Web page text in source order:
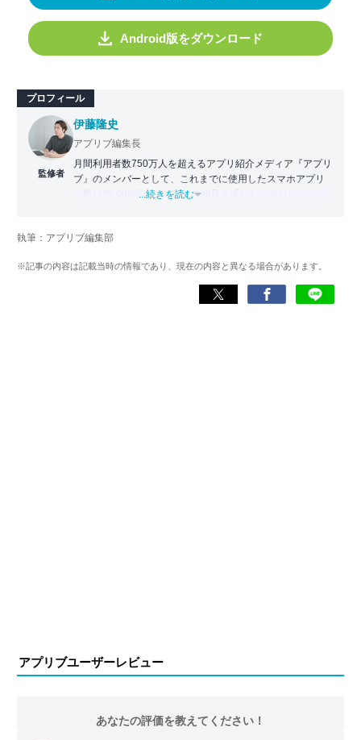
Android版をダウンロード
プロフィール
監修者
伊藤隆史
アプリブ編集長
月間利用者数750万人を超えるアプリ紹介メディア『アプリ
ブ』のメンバーとして、これまでに使用したスマホアプリ
の数は25,000以上。アプリの知見を活かし、テレビ・
化アプリの紹介）、TBS『サタプラ』（スマホライフが変
スマホアプリ）他
...続きを読む
執筆：アプリブ編集部
※記事の内容は記載当時の情報であり、現在の内容と異なる場合があります。
アプリブユーザーレビュー
あなたの評価を教えてください！